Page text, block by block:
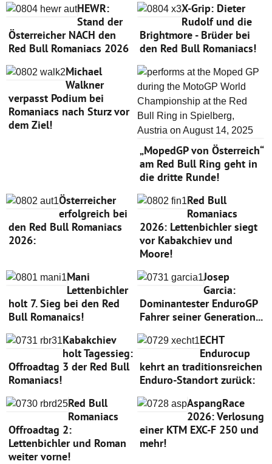
HEWR:
Stand der
Österreicher NACH den
Red Bull Romaniacs 2026
X-Grip: Dieter
Rudolf und die
Brightmore - Brüder bei
den Red Bull Romaniacs!
Michael
Walkner
verpasst Podium bei
Romaniacs nach Sturz vor
dem Ziel!
„MopedGP von Österreich“
am Red Bull Ring geht in
die dritte Runde!
Österreicher
erfolgreich bei
den Red Bull Romaniacs
2026:
Red Bull
Romaniacs
2026: Lettenbichler siegt
vor Kabakchiev und
Moore!
Mani
Lettenbichler
holt 7. Sieg bei den Red
Bull Romanaics!
Josep
Garcia:
Dominantester EnduroGP
Fahrer seiner Generation...
Kabakchiev
holt Tagessieg:
Offroadtag 3 der Red Bull
Romaniacs!
ECHT
Endurocup
kehrt an traditionsreichen
Enduro-Standort zurück:
Red Bull
Romaniacs
Offroadtag 2:
Lettenbichler und Roman
weiter vorne!
AspangRace
2026: Verlosung
einer KTM EXC-F 250 und
mehr!